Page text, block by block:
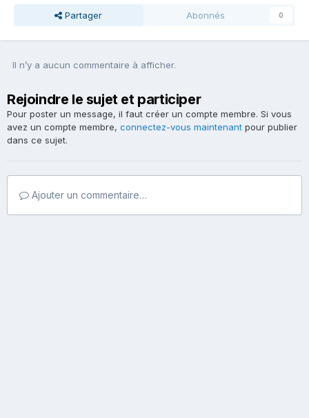
Partager Abonnés 0
Il n’y a aucun commentaire à afficher.
Rejoindre le sujet et participer
Pour poster un message, il faut créer un compte membre. Si vous
avez un compte membre, connectez-vous maintenant pour publier
dans ce sujet.
Ajouter un commentaire…